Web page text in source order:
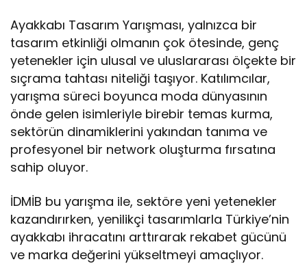
Ayakkabı Tasarım Yarışması, yalnızca bir
tasarım etkinliği olmanın çok ötesinde, genç
yetenekler için ulusal ve uluslararası ölçekte bir
sıçrama tahtası niteliği taşıyor. Katılımcılar,
yarışma süreci boyunca moda dünyasının
önde gelen isimleriyle birebir temas kurma,
sektörün dinamiklerini yakından tanıma ve
profesyonel bir network oluşturma fırsatına
sahip oluyor.
İDMİB bu yarışma ile, sektöre yeni yetenekler
kazandırırken, yenilikçi tasarımlarla Türkiye’nin
ayakkabı ihracatını arttırarak rekabet gücünü
ve marka değerini yükseltmeyi amaçlıyor.